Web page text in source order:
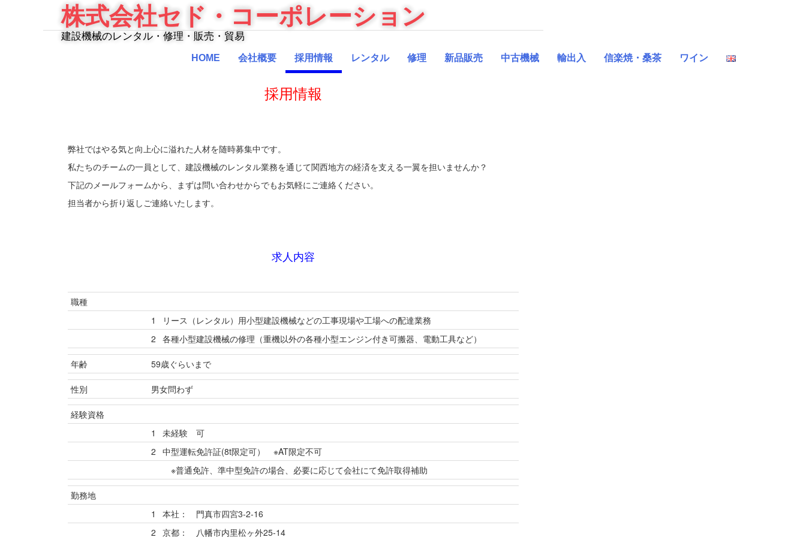
株式会社セド・コーポレーション
建設機械のレンタル・修理・販売・貿易
HOME 会社概要 採用情報 レンタル 修理 新品販売 中古機械 輸出入 信楽焼・桑茶 ワイン
採用情報
弊社ではやる気と向上心に溢れた人材を随時募集中です。
私たちのチームの一員として、建設機械のレンタル業務を通じて関西地方の経済を支える一翼を担いませんか？
下記のメールフォームから、まずは問い合わせからでもお気軽にご連絡ください。
担当者から折り返しご連絡いたします。
求人内容
職種
1
リース（レンタル）用小型建設機械などの工事現場や工場への配達業務
2 各種小型建設機械の修理（重機以外の各種小型エンジン付き可搬器、電動工具など）
年齢 59歳ぐらいまで
性別 男女問わず
経験資格
1
未経験 可
2 中型運転免許証(8t限定可） ※AT限定不可
※普通免許、準中型免許の場合、必要に応じて会社にて免許取得補助
勤務地
1
本社： 門真市四宮3-2-16
2 京都： 八幡市内里松ヶ外25-14